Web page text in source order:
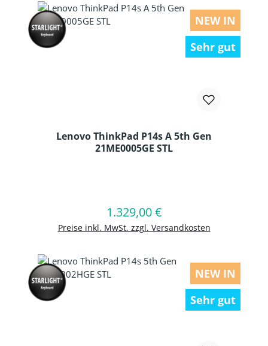
NEW IN
Sehr gut
Lenovo ThinkPad P14s A 5th Gen
21ME0005GE STL
Regulärer Preis:
1.329,00 €
Preise inkl. MwSt. zzgl. Versandkosten
In den Warenkorb
NEW IN
Sehr gut